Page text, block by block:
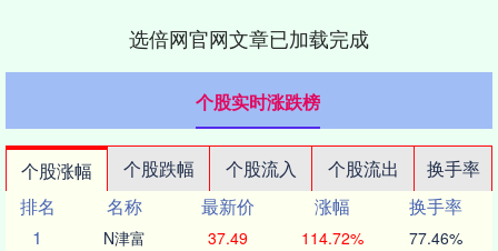
选倍网官网文章已加载完成
个股实时涨跌榜
个股涨幅 个股跌幅 个股流入 个股流出
换手率
排名
名称 最新价 涨幅
换手率
1
N津富 37.49 114.72% 77.46%